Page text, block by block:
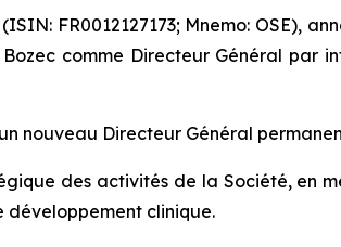
(ISIN: FR0012127173; Mnemo: OSE),
comme Directeur Général par
nouveau Directeur Général
des activités de la Société, en
développement clinique.